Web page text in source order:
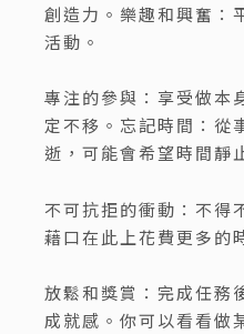
創造力。樂趣和興奮：
活動。
專注的參與：享受做本
定不移。忘記時間：從
逝，可能會希望時間靜
不可抗拒的衝動：不得
藉口在此上花費更多的
放鬆和獎賞：完成任務
成就感。你可以看看做